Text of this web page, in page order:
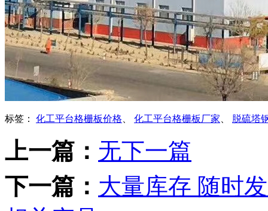
标签： 化工平台格栅板价格 化工平台格栅板厂家 脱硫塔
上一篇： 无下一篇
下一篇： 大量库存 随时